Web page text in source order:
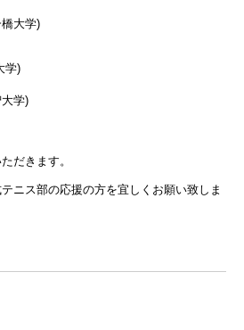
大学)
学)
学)
だきます。
ニス部の応援の方を宜しくお願い致しま